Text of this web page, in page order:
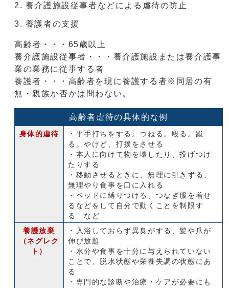
養介護施設従事者などによる虐待の防止
養護者の支援
高齢者・・・65歳以上
養介護施設従事者・・・養介護施設または養介護事
業の業務に従事する者
養護者・・・高齢者を現に養護する者※同居の有
無・親族か否かは問わない。
高齢者虐待の具体的な例
身体的虐待
・平手打ちをする。つねる。殴る。蹴
る。やけど、打撲をさせる
・本人に向けて物を壊したり、投げつけ
たりする
・移動させるときに、無理に引きずる、
無理やり食事を口に入れる
・ベッドに縛りつける、つなぎ服を着せ
るなどをして自分で動くことを制限す
る など
養護放棄
（ネグレク
ト）
・入浴しておらず異臭がする、髪や爪が
伸び放題
・水分や食事を十分に与えられていない
ことで、脱水状態や栄養失調の状態にあ
る
・専門的な診断や治療・ケアが必要にも